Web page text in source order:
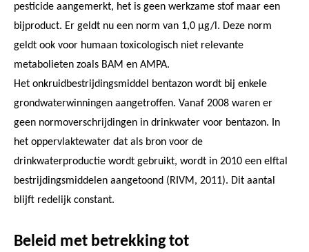
pesticide aangemerkt, het is geen werkzame stof maar een
bijproduct. Er geldt nu een norm van 1,0 μg/l. Deze norm
geldt ook voor humaan toxicologisch niet relevante
metabolieten zoals BAM en AMPA.
Het onkruidbestrijdingsmiddel bentazon wordt bij enkele
grondwaterwinningen aangetroffen. Vanaf 2008 waren er
geen normoverschrijdingen in drinkwater voor bentazon. In
het oppervlaktewater dat als bron voor de
drinkwaterproductie wordt gebruikt, wordt in 2010 een elftal
bestrijdingsmiddelen aangetoond (RIVM, 2011). Dit aantal
blijft redelijk constant.
Beleid met betrekking tot